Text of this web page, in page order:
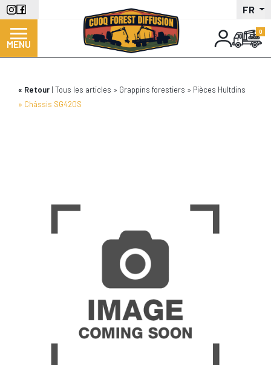
Aller
au
contenu
principal
FR
MENU
Retour Tous les articles Grappins forestiers
Pièces Hultdins
Châssis SG420S